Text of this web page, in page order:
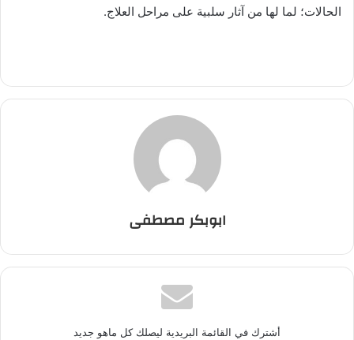
الحالات؛ لما لها من آثار سلبية على مراحل العلاج.
ابوبكر مصطفى
أشترك في القائمة البريدية ليصلك كل ماهو جديد